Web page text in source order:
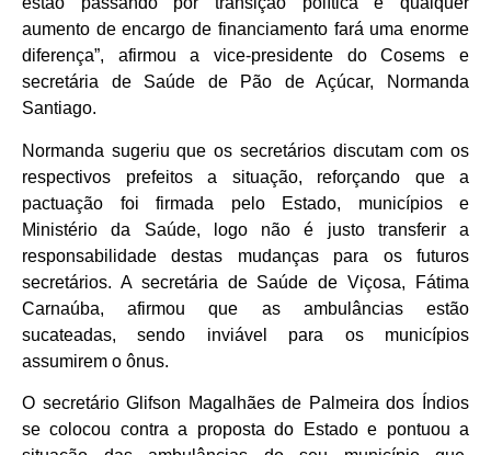
aumento de encargo de financiamento fará uma enorme
diferença”, afirmou a vice-presidente do Cosems e
secretária de Saúde de Pão de Açúcar, Normanda
Santiago.
Normanda sugeriu que os secretários discutam com os
respectivos prefeitos a situação, reforçando que a
pactuação foi firmada pelo Estado, municípios e
Ministério da Saúde, logo não é justo transferir a
responsabilidade destas mudanças para os futuros
secretários. A secretária de Saúde de Viçosa, Fátima
Carnaúba, afirmou que as ambulâncias estão
sucateadas, sendo inviável para os municípios
assumirem o ônus.
O secretário Glifson Magalhães de Palmeira dos Índios
se colocou contra a proposta do Estado e pontuou a